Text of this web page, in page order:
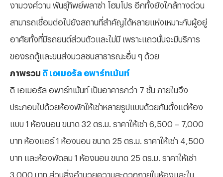
งามวงศ์วาน พันธุ์ทิพย์พลาซ่า โฮมโปร อีกทั้งยังใกล้ทางด่วน
สามารถเชื่อมต่อไปยังสถานที่สำคัญได้หลายแห่งเหมาะกับผู้อยู่
อาศัยทั้งที่มีรถยนต์ส่วนตัวและไม่มี เพราะแถวนั้นจะมีบริการ
ของรถตู้และขนส่งมวลชนสาธารณะอื่น ๆ ด้วย
ภาพรวม ดิ เอเมอรัล อพาร์ทเม้นท์
ดิ เอเมอรัล อพาร์ทเม้นท์ เป็นอาคารกว่า 7 ชั้น ภายในจึง
ประกอบไปด้วยห้องพักให้เช่าหลายรูปแบบด้วยกันตั้งแต่ห้อง
แบบ 1 ห้องนอน ขนาด 32 ตร.ม. ราคาให้เช่า 6,500 – 7,000
บาท ห้องแอร์ 1 ห้องนอน ขนาด 25 ตร.ม. ราคาให้เช่า 4,500
บาท และห้องพัดลม 1 ห้องนอน ขนาด 25 ตร.ม. ราคาให้เช่า
3,000 บาท ส่วนสิ่งอำนวยความสะดวกภายในห้องและใน